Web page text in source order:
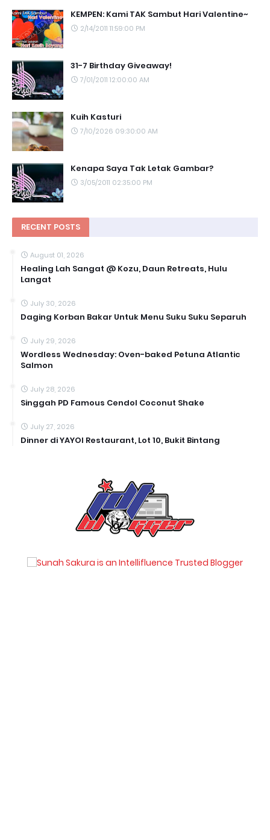
KEMPEN: Kami TAK Sambut Hari Valentine~
2/14/2011 11:59:00 PM
31-7 Birthday Giveaway!
7/01/2011 12:00:00 AM
Kuih Kasturi
7/10/2026 09:30:00 AM
Kenapa Saya Tak Letak Gambar?
3/05/2011 02:35:00 PM
RECENT POSTS
August 01, 2026
Healing Lah Sangat @ Kozu, Daun Retreats, Hulu
Langat
July 30, 2026
Daging Korban Bakar Untuk Menu Suku Suku Separuh
July 29, 2026
Wordless Wednesday: Oven-baked Petuna Atlantic
Salmon
July 28, 2026
Singgah PD Famous Cendol Coconut Shake
July 27, 2026
Dinner di YAYOI Restaurant, Lot 10, Bukit Bintang